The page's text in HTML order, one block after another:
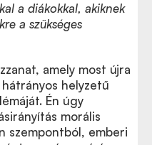
a diákokkal, akiknek
a szükséges
amely most újra
helyzetű
Én úgy
morális
szempontból, emberi